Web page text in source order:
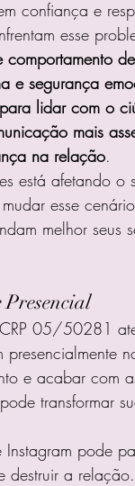
confiança e
esse
e segurança
lidar com o
mais
na relação.
está afetando
esse
melhor seus
05/50281
e acabar com
transformar
pode
a